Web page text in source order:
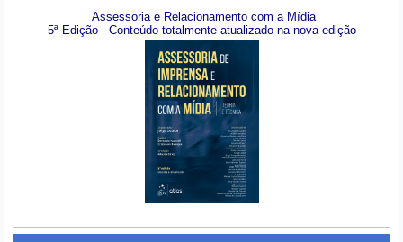
Assessoria e Relacionamento com a Mídia
5ª Edição - Conteúdo totalmente atualizado na nova edição